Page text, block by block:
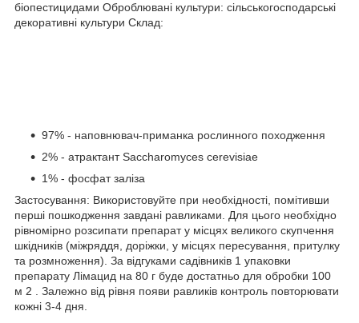
біопестицидами Оброблювані культури: сільськогосподарські
декоративні культури Склад:
97% - наповнювач-приманка рослинного походження
2% - атрактант Saccharomyces cerevisiae
1% - фосфат заліза
Застосування: Використовуйте при необхідності, помітивши
перші пошкодження завдані равликами. Для цього необхідно
рівномірно розсипати препарат у місцях великого скупчення
шкідників (міжряддя, доріжки, у місцях пересування, притулку
та розмноження). За відгуками садівників 1 упаковки
препарату Лімацид на 80 г буде достатньо для обробки 100
м 2 . Залежно від рівня появи равликів контроль повторювати
кожні 3-4 дня.